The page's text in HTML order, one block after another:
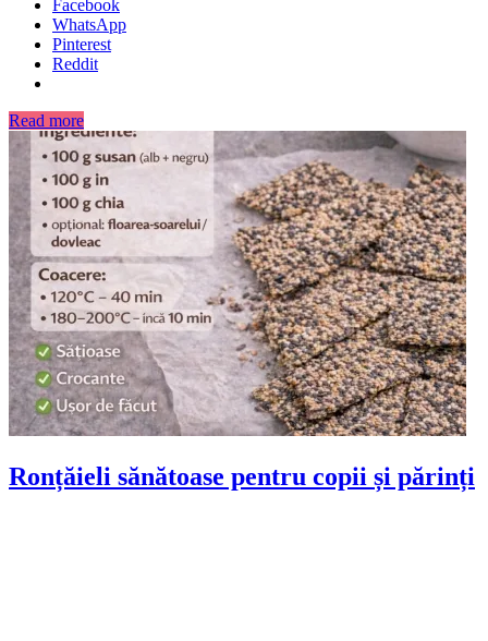
Facebook
WhatsApp
Pinterest
Reddit
Read more
Ronțăieli sănătoase pentru copii și părinți